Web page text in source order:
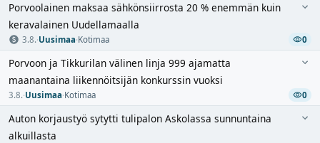
Porvoolainen maksaa sähkönsiirrosta 20 % enemmän kuin
keravalainen Uudellamaalla
3.8.·Uusimaa·Kotimaa 0
Porvoon ja Tikkurilan välinen linja 999 ajamatta
maanantaina liikennöitsijän konkurssin vuoksi
3.8.·Uusimaa·Kotimaa 0
Auton korjaustyö sytytti tulipalon Askolassa sunnuntaina
alkuillasta